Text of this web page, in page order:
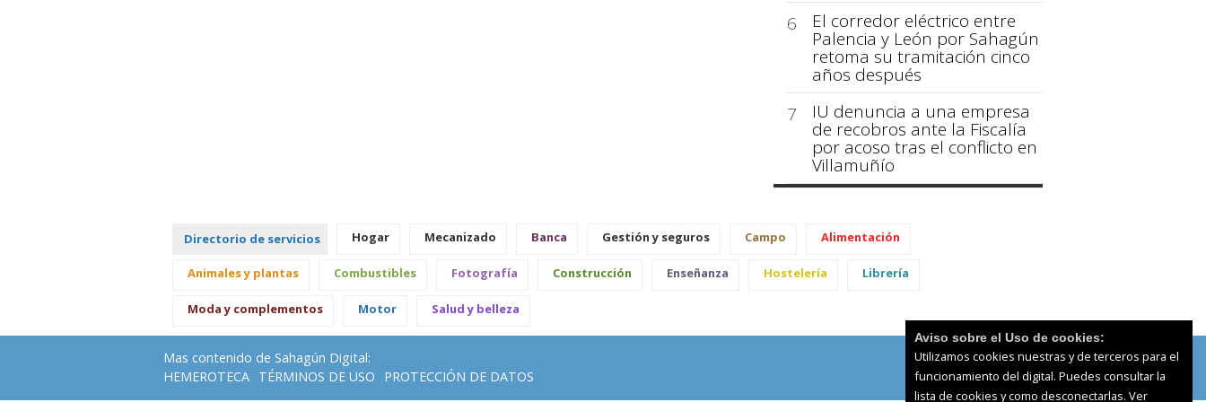
6
El corredor eléctrico entre
Palencia y León por Sahagún
retoma su tramitación cinco
años después
7
IU denuncia a una empresa
de recobros ante la Fiscalía
por acoso tras el conflicto en
Villamuñío
Directorio de servicios Hogar Mecanizado Banca Gestión y seguros Campo Alimentación
Animales y plantas Combustibles Fotografía Construcción Enseñanza Hostelería Librería
Moda y complementos Motor Salud y belleza
Mas contenido de Sahagún Digital:
HEMEROTECA TÉRMINOS DE USO PROTECCIÓN DE DATOS
Aviso sobre el Uso de cookies:
Utilizamos cookies nuestras y de terceros para el
funcionamiento del digital. Puedes consultar la
lista de cookies y como desconectarlas. Ver